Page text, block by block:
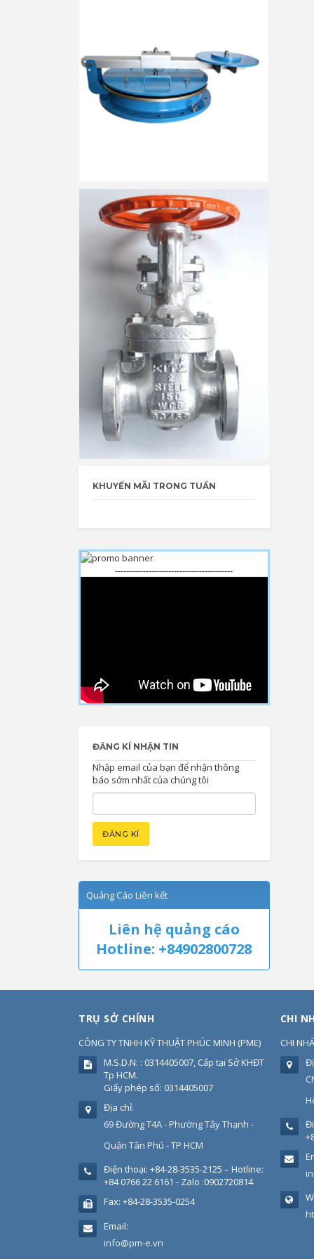
KHUYẾN MÃI TRONG TUẦN
------------------------------------------
ĐĂNG KÍ NHẬN TIN
Nhập email của bạn để nhận thông
báo sớm nhất của chúng tôi
Quảng Cáo Liên kết
Liên hệ quảng cáo
Hotline: +84902800728
TRỤ SỞ CHÍNH
CÔNG TY TNHH KỸ THUẬT PHÚC MINH (PME)
M.S.D.N: : 0314405007, Cấp tại Sở KHĐT
Tp HCM.
Giấy phép số: 0314405007
Địa chỉ:
69 Đường T4A - Phường Tây Thạnh -
Quận Tân Phú - TP HCM
Điện thoại: +84-28-3535-2125 – Hotline:
+84 0766 22 6161 - Zalo :0902720814
Fax: +84-28-3535-0254
Email:
info@pm-e.vn
CHI
CHI